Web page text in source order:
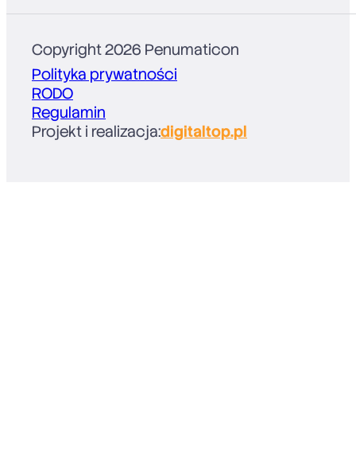
Copyright 2026 Penumaticon
Polityka prywatności
RODO
Regulamin
Projekt i realizacja:digitaltop.pl